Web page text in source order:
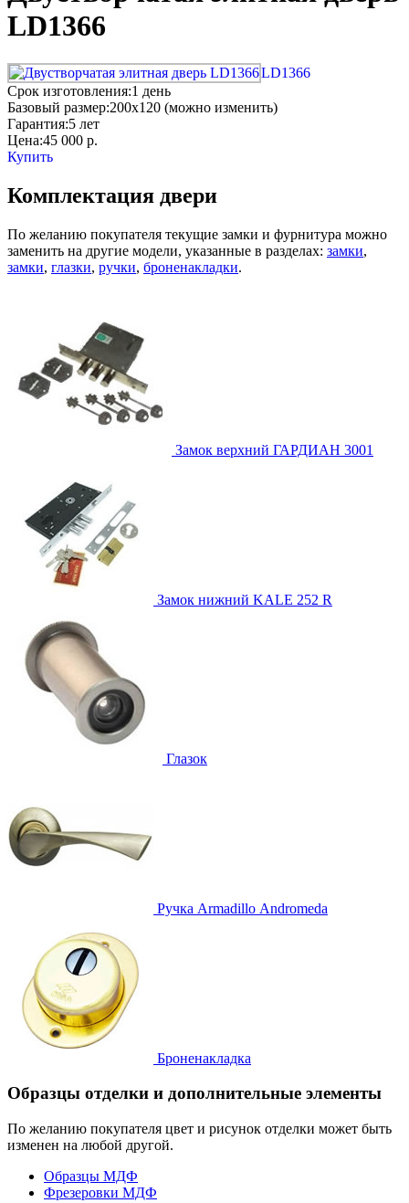
LD1366
LD1366
Срок изготовления:1 день
Базовый размер:200x120 (можно изменить)
Гарантия:5 лет
Цена:45 000 р.
Купить
Комплектация двери
По желанию покупателя текущие замки и фурнитура можно
заменить на другие модели, указанные в разделах: замки,
замки, глазки, ручки, броненакладки.
Замок верхний ГАРДИАН 3001
Замок нижний KALE 252 R
Глазок
Ручка Armadillo Аndromeda
Броненакладка
Образцы отделки и дополнительные элементы
По желанию покупателя цвет и рисунок отделки может быть
изменен на любой другой.
Образцы МДФ
Фрезеровки МДФ